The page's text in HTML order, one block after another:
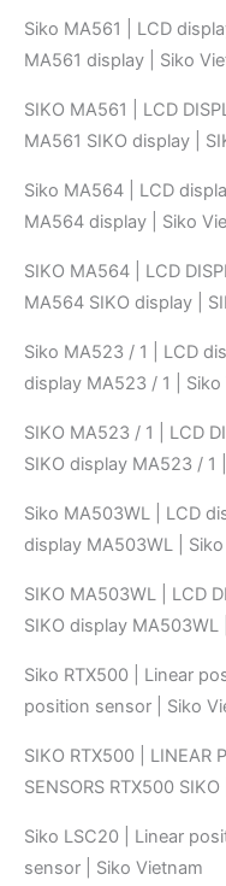
Siko MA561 | LCD
MA561 display | Siko
SIKO MA561 | LCD
MA561 SIKO display |
Siko MA564 | LCD
MA564 display | Siko
SIKO MA564 | LCD
MA564 SIKO display |
Siko MA523 / 1 | LCD
display MA523 / 1 | Siko
SIKO MA523 / 1 | LCD
SIKO display MA523 / 1
Siko MA503WL | LCD
display MA503WL |
SIKO MA503WL | LCD
SIKO display MA503WL
Siko RTX500 | Linear
position sensor | Siko
SIKO RTX500 | LINEAR
SENSORS RTX500
Siko LSC20 | Linear
sensor | Siko Vietnam